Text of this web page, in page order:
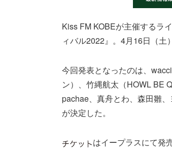
Kiss FM KOBEが主催するラ
ィバル2022』。4月16日（
今回発表となったのは、
ン）、竹縄航太（HOWL BE
pachae、真舟とわ、森田雛
が決定した。
はイープラスにて発